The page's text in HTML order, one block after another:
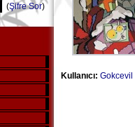
(Şifre Sor)
Kullanıcı: Gokcevil